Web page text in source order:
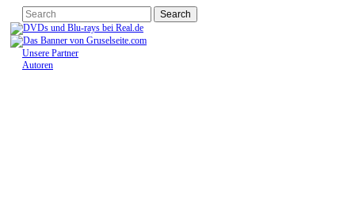
Unsere Partner
Autoren